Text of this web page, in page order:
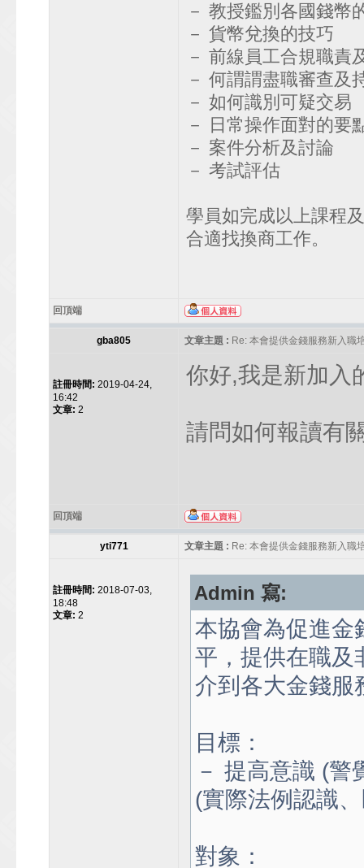
－ 教授鑑別各國錢幣
－ 貨幣兌換的技巧
－ 前線員工合規職責
－ 何謂謂盡職審查及
－ 如何識別可疑交易
－ 日常操作面對的要
－ 案件分析及討論
－ 考試評估
學員如完成以上課程
合適找換商工作。
回頂端
gba805 文章主題 : Re: 本會提供金錢服務新入職
註冊時間: 2019-04-24,
16:42
文章: 2
你好,我是新加入
請問如何報讀有
回頂端
yti771 文章主題 : Re: 本會提供金錢服務新入職
註冊時間: 2018-07-03,
18:48
文章: 2
Admin 寫:
本協會為促進金
平，提供在職及
介到各大金錢服
目標：
－ 提高意識 (
(實際法例認識
對象：